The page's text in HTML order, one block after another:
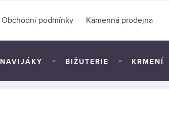
Obchodní podmínky - Kamenná prodejna
NAVIJÁKY - BIŽUTERIE - KRMENÍ